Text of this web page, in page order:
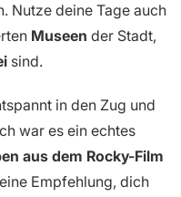
Nutze deine Tage auch
Museen der Stadt,
sind.
in den Zug und
war es ein echtes
aus dem Rocky-Film
Empfehlung, dich